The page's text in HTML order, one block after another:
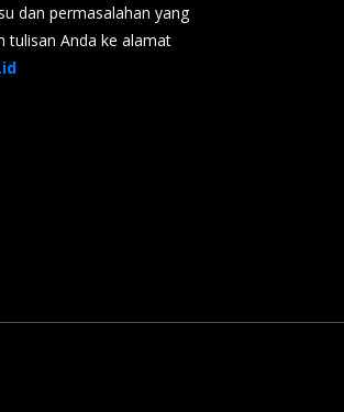
dan permasalahan yang
tulisan Anda ke alamat